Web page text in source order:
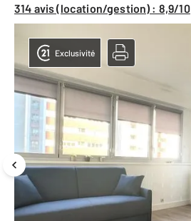
314 avis (location/gestion) : 8,9/10
Exclusivité